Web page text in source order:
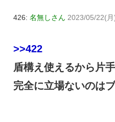
426: 名無しさん 2023/05/22(
>>422
盾構え使えるから片
完全に立場ないのは